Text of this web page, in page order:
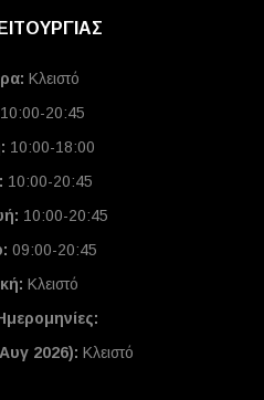
Κλειστό
10:00-20:45
10:00-18:00
10:00-20:45
10:00-20:45
09:00-20:45
Κλειστό
:
2026): Κλειστό